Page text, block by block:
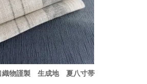
織物謹製 生成地 夏八寸帯